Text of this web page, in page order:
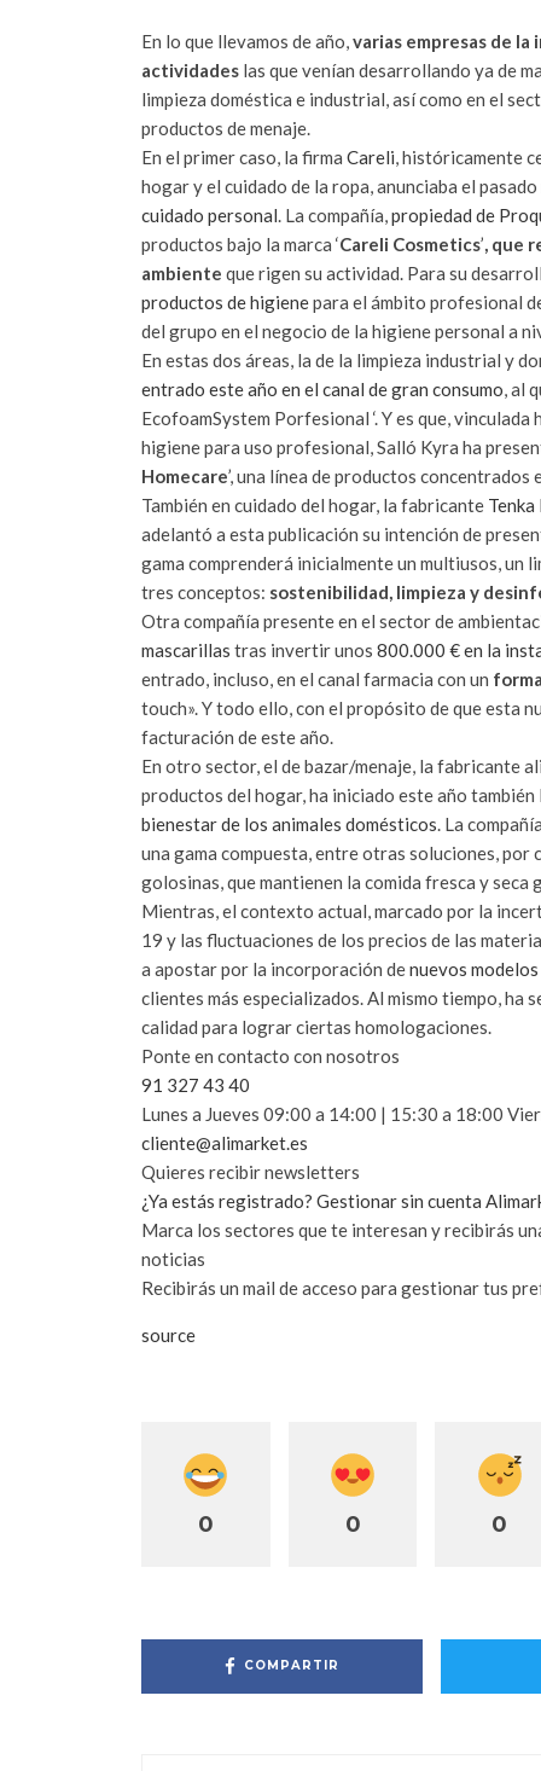
En lo que llevamos de año,varias empresas de
actividades las que venían desarrollando ya de
limpieza doméstica e industrial, así como en el
productos de menaje.
En el primer caso, la firma Careli, históricamente
hogar y el cuidado de la ropa, anunciaba el pasado
cuidado personal. La compañía,propiedad de
productos bajo la marca ‘Careli Cosmetics’, que
ambiente que rigen su actividad. Para su
productos de higienepara el ámbito profesional
del grupo en el negocio de la higiene personal a
En estas dos áreas, la de la limpieza industrial y
entrado este año en el canal de gran consumo, al
EcofoamSystem Porfesional ‘. Y es que,
higiene para uso profesional, Salló Kyra ha
Homecare’, una línea de productos concentrados
También en cuidado del hogar, la fabricante Tenka
adelantó a esta publicación su intención de
gama comprenderá inicialmente un multiusos, un
tres conceptos: sostenibilidad, limpieza y
Otra compañía presente en el sector de
mascarillas tras invertir unos 800.000 € en la
entrado, incluso, en el canal farmacia con un
touch». Y todo ello, con el propósito de que esta
facturación de este año.
En otro sector, el de bazar/menaje, la fabricante
productos del hogar, ha iniciado este año también
bienestar de los animales domésticos. La
una gama compuesta, entre otras soluciones,
golosinas, que mantienen la comida fresca y seca
Mientras, el contexto actual, marcado por la
19 y las fluctuaciones de los precios de las
a apostar por la incorporación denuevos
clientes más especializados. Al mismo tiempo,
calidad para lograr ciertas homologaciones.
Ponte en contacto con nosotros
91 327 43 40
Lunes a Jueves 09:00 a 14:00 | 15:30 a 18:00
cliente@alimarket.es
Quieres recibir newsletters
¿Ya estás registrado? Gestionar sin cuenta
Marca los sectores que te interesan y recibirás
noticias
Recibirás un mail de acceso para gestionar tus
source
0 0 0
COMPARTIR